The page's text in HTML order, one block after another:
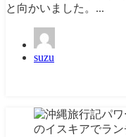
と向かいました。...
suzu